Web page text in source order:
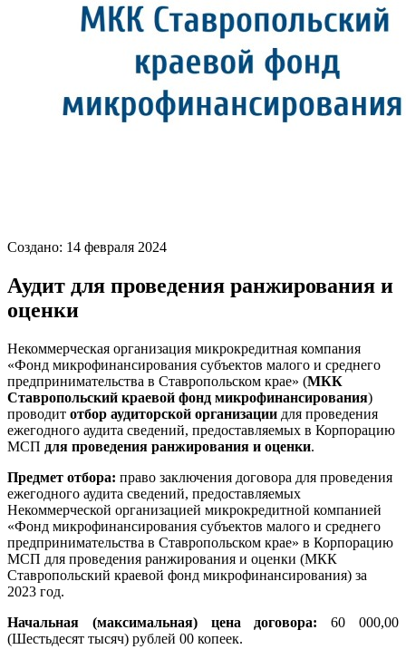
Создано: 14 февраля 2024
Аудит для проведения ранжирования и
оценки
Некоммерческая организация микрокредитная компания
«Фонд микрофинансирования субъектов малого и среднего
предпринимательства в Ставропольском крае» (МКК
Ставропольский краевой фонд микрофинансирования)
проводит отбор аудиторской организации для проведения
ежегодного аудита сведений, предоставляемых в Корпорацию
МСП для проведения ранжирования и оценки.
Предмет отбора: право заключения договора для проведения
ежегодного аудита сведений, предоставляемых
Некоммерческой организацией микрокредитной компанией
«Фонд микрофинансирования субъектов малого и среднего
предпринимательства в Ставропольском крае» в Корпорацию
МСП для проведения ранжирования и оценки (МКК
Ставропольский краевой фонд микрофинансирования) за
2023 год.
Начальная (максимальная) цена договора:60 000,00
(Шестьдесят тысяч) рублей 00 копеек.